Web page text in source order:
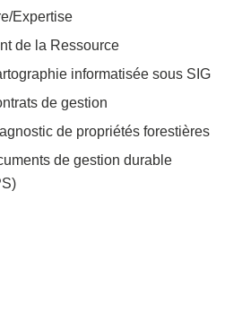
Expertise
de la Ressource
informatisée sous SIG
de gestion
de propriétés forestières
de gestion durable